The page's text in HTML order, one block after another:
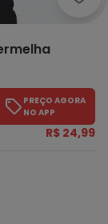
PREÇO AGORA
NO APP
R$ 24,99